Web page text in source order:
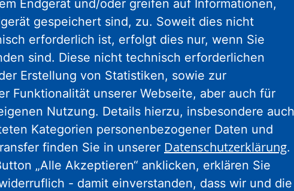
Infoabend mit Beteiligungsmöglichkeit ein.
beauftragt
Stadtentwicklung wird
– Abenteuerspielplatz am
ist zum Spielen bereit
Abenteuerspielplatz am Mainvorland am
„Mainhöhe“ in Kelsterbach ist fertiggestellt.
einer intensiven Beteiligung und sorgfältiger Planung
Bauarbeiten abgeschlossen. Der Spielplatz steht
Kinder und Familien zu empfangen und ein
der besonderen Art zu bieten.
Die
wirbt
mehr
Partner
Endgerät und/oder greifen auf Informationen,
gespeichert sind, zu. Soweit dies nicht
erforderlich ist, erfolgt dies nur, wenn Sie
sind. Diese nicht technisch erforderlichen
Erstellung von Statistiken, sowie zur
Funktionalität unserer Webseite, aber auch für
Nutzung. Details hierzu, insbesondere auch
Kategorien personenbezogener Daten und
finden Sie in unserer Datenschutzerklärung.
„Alle Akzeptieren“ anklicken, erklären Sie
- damit einverstanden, dass wir und die